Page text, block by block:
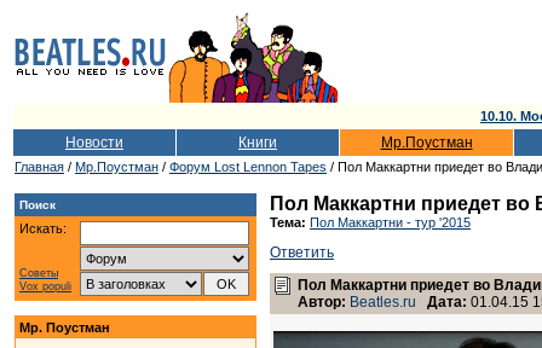
10.10.
Новости Книги Мр.Поустман
Главная / Мр.Поустман / Форум Lost Lennon Tapes / Пол Маккартни приедет во
Поиск
Искать:
Советы
Vox populi
Мр. Поустман
Пол Маккартни приедет во
Тема: Пол Маккартни - тур '2015
Ответить
Пол Маккартни приедет во
Автор: Beatles.ru Дата: 01.04.15